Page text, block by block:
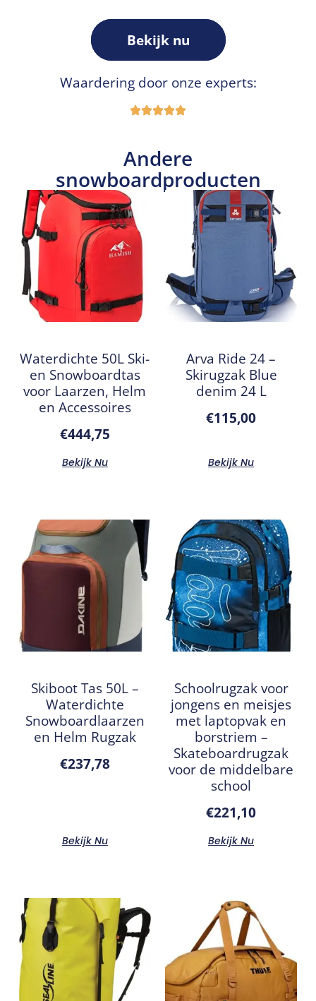
Bekijk nu
Waardering door onze experts:
Andere
snowboardproducten
Waterdichte 50L Ski-
en Snowboardtas
voor Laarzen, Helm
en Accessoires
€444,75
Bekijk Nu
Arva Ride 24 –
Skirugzak Blue
denim 24 L
€115,00
Bekijk Nu
Skiboot Tas 50L –
Waterdichte
Snowboardlaarzen
en Helm Rugzak
€237,78
Bekijk Nu
Schoolrugzak voor
jongens en meisjes
met laptopvak en
borstriem –
Skateboardrugzak
voor de middelbare
school
€221,10
Bekijk Nu